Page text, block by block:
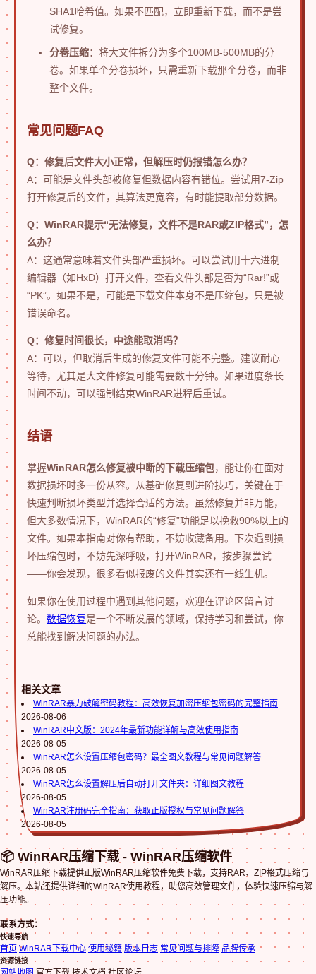
SHA1哈希值。如果不匹配，立即重新下载，而不是尝
试修复。
分卷压缩：将大文件拆分为多个100MB-500MB的分
卷。如果单个分卷损坏，只需重新下载那个分卷，而非
整个文件。
常见问题FAQ
Q：修复后文件大小正常，但解压时仍报错怎么办？
A：可能是文件头部被修复但数据内容有错位。尝试用7-Zip
打开修复后的文件，其算法更宽容，有时能提取部分数据。
Q：WinRAR提示“无法修复，文件不是RAR或ZIP格式”，怎
么办？
A：这通常意味着文件头部严重损坏。可以尝试用十六进制
编辑器（如HxD）打开文件，查看文件头部是否为“Rar!”或
“PK”。如果不是，可能是下载文件本身不是压缩包，只是被
错误命名。
Q：修复时间很长，中途能取消吗？
A：可以，但取消后生成的修复文件可能不完整。建议耐心
等待，尤其是大文件修复可能需要数十分钟。如果进度条长
时间不动，可以强制结束WinRAR进程后重试。
结语
掌握WinRAR怎么修复被中断的下载压缩包，能让你在面对
数据损坏时多一份从容。从基础修复到进阶技巧，关键在于
快速判断损坏类型并选择合适的方法。虽然修复并非万能，
但大多数情况下，WinRAR的“修复”功能足以挽救90%以上的
文件。如果本指南对你有帮助，不妨收藏备用。下次遇到损
坏压缩包时，不妨先深呼吸，打开WinRAR，按步骤尝试
——你会发现，很多看似报废的文件其实还有一线生机。
如果你在使用过程中遇到其他问题，欢迎在评论区留言讨
论。 数据恢复是一个不断发展的领域，保持学习和尝试，你
总能找到解决问题的办法。
相关文章
WinRAR暴力破解密码教程：高效恢复加密压缩包密码的完整指南
2026-08-06
WinRAR中文版：2024年最新功能详解与高效使用指南
2026-08-05
WinRAR怎么设置压缩包密码？最全图文教程与常见问题解答
2026-08-05
WinRAR怎么设置解压后自动打开文件夹：详细图文教程
2026-08-05
WinRAR注册码完全指南：获取正版授权与常见问题解答
2026-08-05
📦 WinRAR压缩下载 - WinRAR压缩软件
WinRAR压缩下载提供正版WinRAR压缩软件免费下载，支持RAR、ZIP格式压缩与
解压。本站还提供详细的WinRAR使用教程，助您高效管理文件，体验快速压缩与解
压功能。
联系方式：
快速导航
首页 WinRAR下载中心 使用秘籍 版本日志 常见问题与排障 品牌传承
资源链接